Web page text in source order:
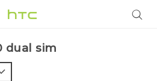
dual sim‎